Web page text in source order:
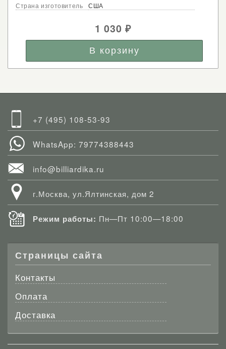
Страна изготовитель
США
1 030₽
+7 (495) 108-53-93
WhatsApp: 79774388443
info@billiardika.ru
г.Москва, ул.Ялтинская, дом 2
Режим работы: Пн—Пт 10:00—18:00
Страницы сайта
Контакты
Оплата
Доставка